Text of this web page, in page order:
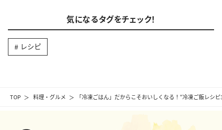
TOP 料理・グルメ 「冷凍ごはん」だからこそおいしくなる！“冷凍ご飯レシピ
気になるタグをチェック！
レシピ